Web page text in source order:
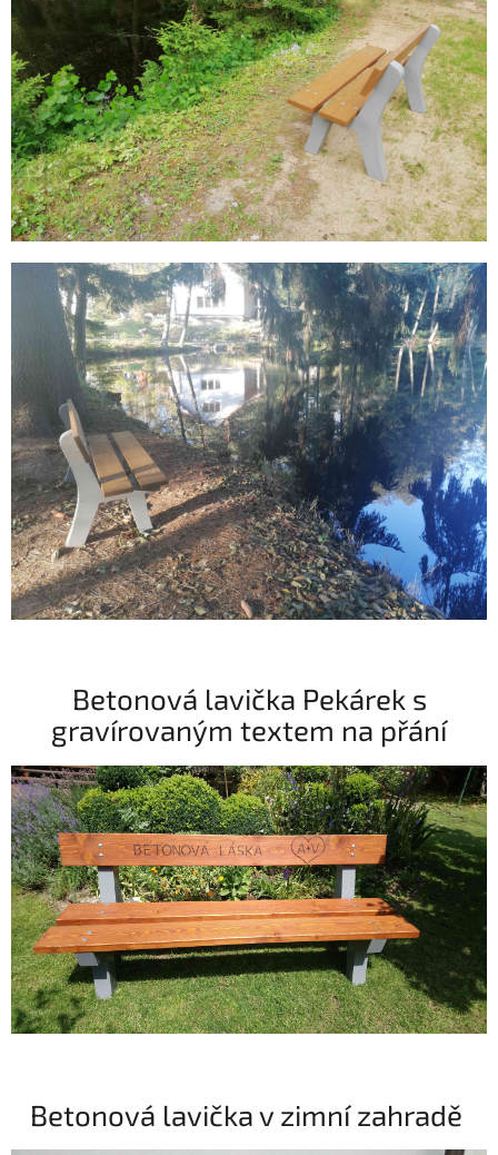
Betonová lavička Pekárek s
gravírovaným textem na přání
Betonová lavička v zimní zahradě